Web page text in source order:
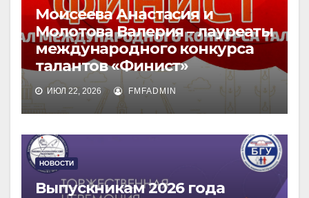
Моисеева Анастасия и
Молотова Валерия – лауреаты
международного конкурса
талантов «Финист»
ИЮЛ 22, 2026 FMFADMIN
НОВОСТИ
Выпускникам 2026 года